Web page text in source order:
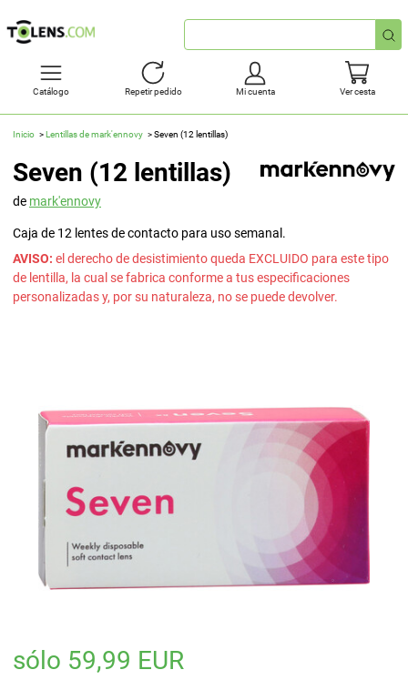
Búsqueda
rápida
Catálogo Repetir pedido Mi cuenta Ver cesta
Inicio Lentillas de mark'ennovy Seven (12 lentillas)
Seven (12 lentillas)
de mark'ennovy
Caja de 12 lentes de contacto para uso semanal.
AVISO: el derecho de desistimiento queda EXCLUIDO para este tipo
de lentilla, la cual se fabrica conforme a tus especificaciones
personalizadas y, por su naturaleza, no se puede devolver.
sólo 59,99 EUR